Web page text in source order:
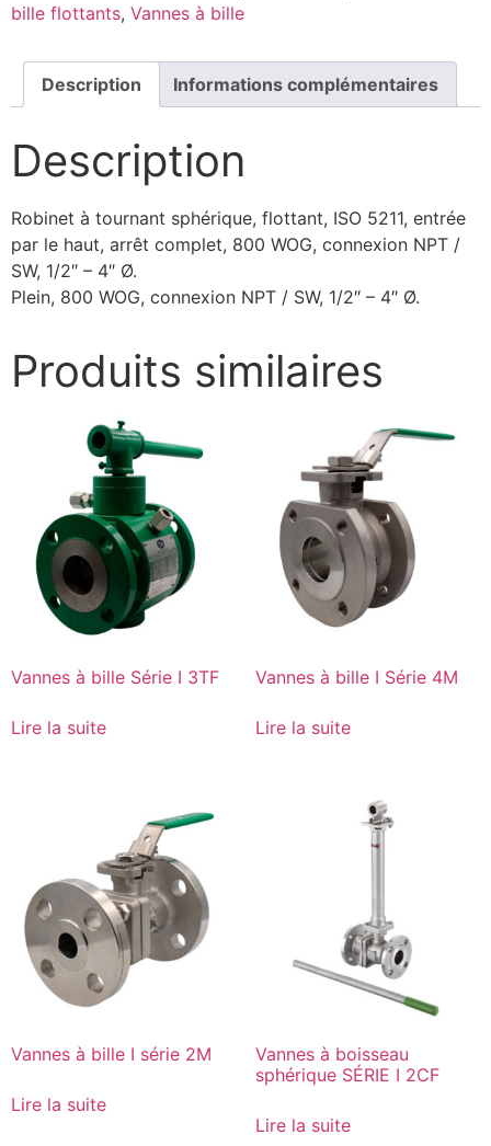
bille flottants, Vannes à bille
Description Informations complémentaires
Description
Robinet à tournant sphérique, flottant, ISO 5211, entrée
par le haut, arrêt complet, 800 WOG, connexion NPT /
SW, 1/2″ – 4″ Ø.
Plein, 800 WOG, connexion NPT / SW, 1/2″ – 4″ Ø.
Produits similaires
Vannes à bille Série I 3TF
Lire la suite
Vannes à bille I Série 4M
Lire la suite
Vannes à bille I série 2M
Lire la suite
Vannes à boisseau
sphérique SÉRIE I 2CF
Lire la suite